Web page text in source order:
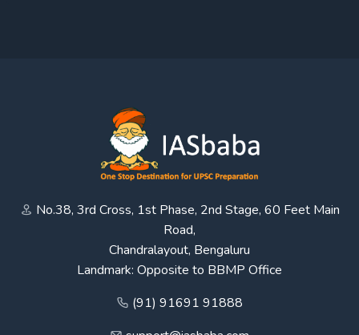
No.38, 3rd Cross, 1st Phase, 2nd Stage, 60 Feet Main
Road,
Chandralayout, Bengaluru
Landmark: Opposite to BBMP Office
(91) 91691 91888